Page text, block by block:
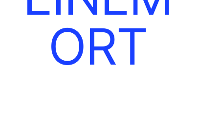
ORT